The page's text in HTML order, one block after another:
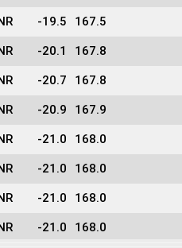
-19.5 167.5
-20.1 167.8
-20.7 167.8
-20.9 167.9
-21.0 168.0
-21.0 168.0
-21.0 168.0
-21.0 168.0